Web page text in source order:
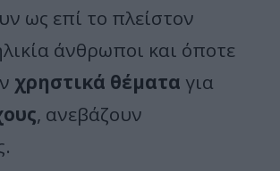
ως επί το πλείστον
άνθρωποι και όποτε
χρηστικά θέματα για
, ανεβάζουν